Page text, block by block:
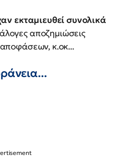
εκταμιευθεί συνολικά
αποζημιώσεις
αποφάσεων, κ.οκ...